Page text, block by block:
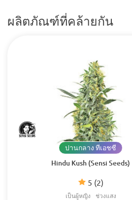
ผลิตภัณฑ์ที่คล้ายกัน
Hindu Kush (Sensi Seeds)
5 (2)
ปานกลาง ทีเอชซี
เป็นผู้หญิง ช่วงแสง